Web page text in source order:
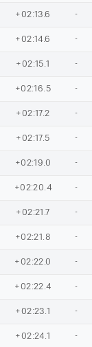
+02:13.6 -
+02:14.6 -
+02:15.1 -
+02:16.5 -
+02:17.2 -
+02:17.5 -
+02:19.0 -
+02:20.4 -
+02:21.7 -
+02:21.8 -
+02:22.0 -
+02:22.4 -
+02:23.1 -
+02:24.1 -